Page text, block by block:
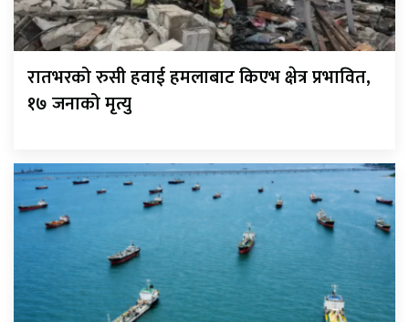
रातभरको रुसी हवाई हमलाबाट किएभ क्षेत्र प्रभावित,
१७ जनाको मृत्यु